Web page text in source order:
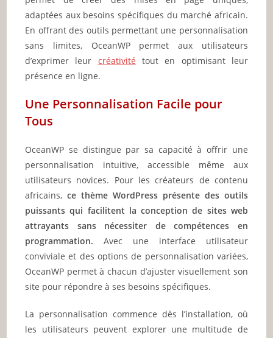
adaptées aux besoins spécifiques du marché africain.
En offrant des outils permettant une personnalisation
sans limites, OceanWP permet aux utilisateurs
d’exprimer leur créativité tout en optimisant leur
présence en ligne.
Une Personnalisation Facile pour
Tous
OceanWP se distingue par sa capacité à offrir une
personnalisation intuitive, accessible même aux
utilisateurs novices. Pour les créateurs de contenu
africains,ce thème WordPress présente des outils
puissants qui facilitent la conception de sites web
attrayants sans nécessiter de compétences en
programmation. Avec une interface utilisateur
conviviale et des options de personnalisation variées,
OceanWP permet à chacun d’ajuster visuellement son
site pour répondre à ses besoins spécifiques.
La personnalisation commence dès l’installation, où
les utilisateurs peuvent explorer une multitude de